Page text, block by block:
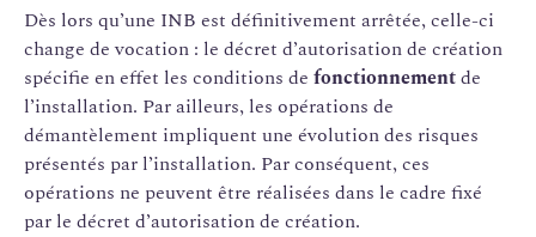
Dès lors qu’une INB est définitivement arrêtée, celle-ci
change de vocation : le décret d’autorisation de création
spécifie en effet les conditions de fonctionnementde
l’installation. Par ailleurs, les opérations de
démantèlement impliquent une évolution des risques
présentés par l’installation. Par conséquent, ces
opérations ne peuvent être réalisées dans le cadre fixé
par le décret d’autorisation de création.